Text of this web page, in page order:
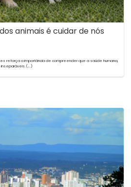
animais é cuidar de nós
reforça a importância de compreender que a saúde humana,